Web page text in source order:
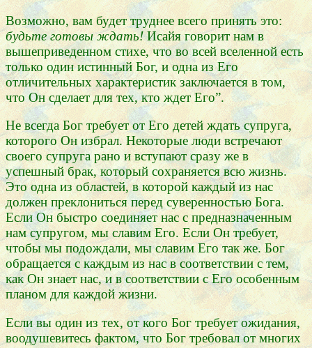
Возможно, вам будет труднее всего принять это:
будьте готовы ждать!Исайя говорит нам в
вышеприведенном стихе, что во всей вселенной есть
только один истинный Бог, и одна из Его
отличительных характеристик заключается в том,
что Он сделает для тех, кто ждет Его”.
Не всегда Бог требует от Его детей ждать супруга,
которого Он избрал. Некоторые люди встречают
своего супруга рано и вступают сразу же в
успешный брак, который сохраняется всю жизнь.
Это одна из областей, в которой каждый из нас
должен преклониться перед суверенностью Бога.
Если Он быстро соединяет нас с предназначенным
нам супругом, мы славим Его. Если Он требует,
чтобы мы подождали, мы славим Его так же. Бог
обращается с каждым из нас в соответствии с тем,
как Он знает нас, и в соответствии с Его особенным
планом для каждой жизни.
Если вы один из тех, от кого Бог требует ожидания,
воодушевитесь фактом, что Бог требовал от многих